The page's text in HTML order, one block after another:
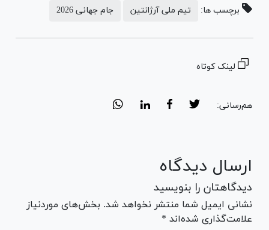
برچسب ها: تیم ملی آرژانتین جام جهانی 2026
لینک کوتاه
هم‌رسانی:
ارسال دیدگاه
دیدگاهتان را بنویسید
نشانی ایمیل شما منتشر نخواهد شد. بخش‌های موردنیاز
علامت‌گذاری شده‌اند *